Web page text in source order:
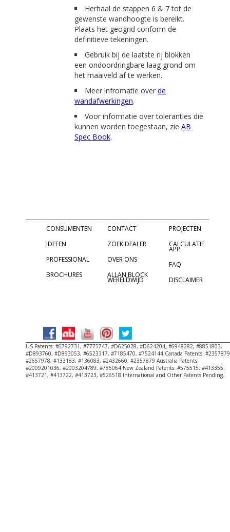
Herhaal de stappen 6 & 7 tot de
gewenste wandhoogte is bereikt.
Plaats het geogrid conform de
definitieve tekeningen.
Gebruik bij de laatste rij blokken
een ondoordringbare laag grond om
het maaiveld af te werken.
Meer infromatie over de
wandafwerkingen.
Voor informatie over toleranties die
kunnen worden toegestaan, zie AB
Spec Book.
CONSUMENTEN
IDEEEN
PROFESSIONAL
BROCHURES
CONTACT
ZOEK DEALER
OVER ONS
ALLAN BLOCK
WERELDWIJD
PROJECTEN
CALCULATIE
APP
FAQ
DISCLAIMER
Copyright
US Patents: #6792731, #7775747, #D625028, #D624204, #6948282, #8851803,
#D893760, #D893053, #6523317, #7185470, #7524144 Canada Patents:
#2657978, #133183, #136083, #2432660, #2357879 Australia Patents:
#2009201036, #2003204789, #785064 New Zealand Patents: #575515, #413355;
#413721, #413722, #413723, #526518 International and Other Patents Pending.